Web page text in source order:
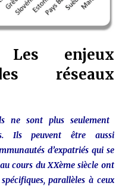
enjeux
réseaux
ne sont plus seulement
Ils peuvent être aussi
d’expatriés qui se
cours du XXème siècle ont
parallèles à ceux